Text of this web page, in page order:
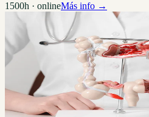
1500h · onlineMás info →